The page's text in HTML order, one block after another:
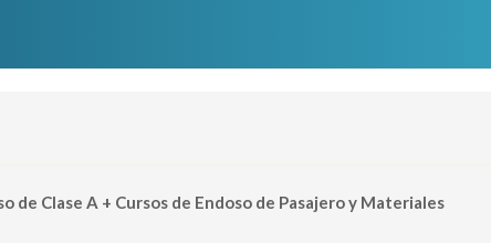
de Clase A + Cursos de Endoso de Pasajero y Materiales